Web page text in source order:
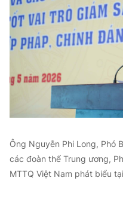
Ông Nguyễn Phi Long, Phó
các đoàn thể Trung ương,
MTTQ Việt Nam phát biểu